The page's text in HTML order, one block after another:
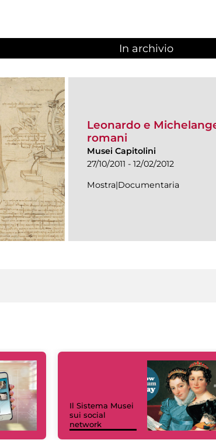
In archivio
Leonardo e
romani
Musei Capitolini
27/10/2011 - 12/02/2012
Mostra|Documentaria
Il Sistema Musei
sui social
network